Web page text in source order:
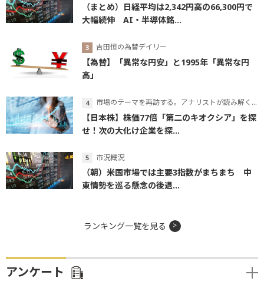
（まとめ）日経平均は2,342円高の66,300円で
大幅続伸 AI・半導体銘...
吉田恒の為替デイリー
【為替】「異常な円安」と1995年「異常な円
高」
市場のテーマを再訪する。アナリストが読み解くテーマの本質
【日本株】株価77倍「第二のキオクシア」を探
せ！次の大化け企業を探...
市況概況
（朝）米国市場では主要3指数がまちまち 中
東情勢を巡る懸念の後退...
ランキング一覧を見る
アンケート